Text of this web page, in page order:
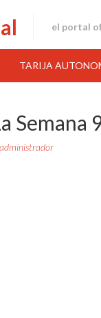
el portal
TARIJA
Semana
administrador